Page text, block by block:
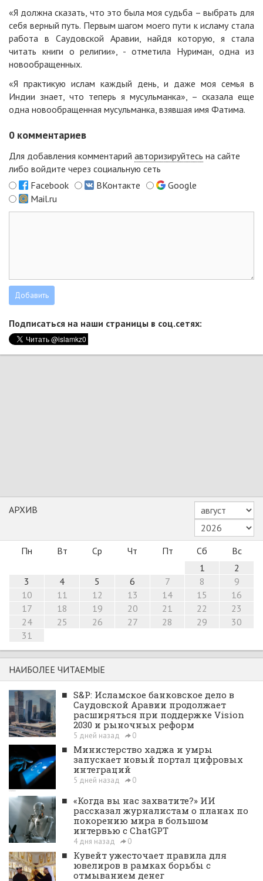
«Я должна сказать, что это была моя судьба – выбрать для
себя верный путь. Первым шагом моего пути к исламу стала
работа в Саудовской Аравии, найдя которую, я стала
читать книги о религии», - отметила Нуриман, одна из
новообращенных.
«Я практикую ислам каждый день, и даже моя семья в
Индии знает, что теперь я мусульманка», – сказала еще
одна новообращенная мусульманка, взявшая имя Фатима.
0 комментариев
Для добавления комментарий авторизируйтесь на сайте
либо войдите через социальную сеть
Facebook
ВКонтакте
Google
Mail.ru
Подписаться на наши страницы в соц.сетях:
АРХИВ
Пн Вт Ср Чт Пт Сб
Вс
1
2
3
4 5 6 7 8
9
10
11 12 13 14 15
16
17
18 19 20 21 22
23
24
25 26 27 28 29
30
31
НАИБОЛЕЕ ЧИТАЕМЫЕ
■ S&P: Исламское банковское дело в
Саудовской Аравии продолжает
расширяться при поддержке Vision
2030 и рыночных реформ
5 дней назад 0
■ Министерство хаджа и умры
запускает новый портал цифровых
интеграций
5 дней назад 0
■ «Когда вы нас захватите?» ИИ
рассказал журналистам о планах по
покорению мира в большом
интервью с ChatGPT
4 дня назад 0
■ Кувейт ужесточает правила для
ювелиров в рамках борьбы с
отмыванием денег